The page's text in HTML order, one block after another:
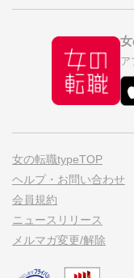
ア
女の転職typeTOP
ヘルプ・お問い合わせ
会員規約
ニュースリリース
メルマガ変更/解除